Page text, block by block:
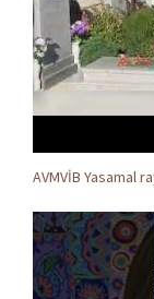
AVMVİB Yasamal